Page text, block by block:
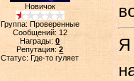
Новичок
Группа: Проверенные
Сообщений: 12
Награды:0
Репутация:2
Статус:Где-то гуляет
Я